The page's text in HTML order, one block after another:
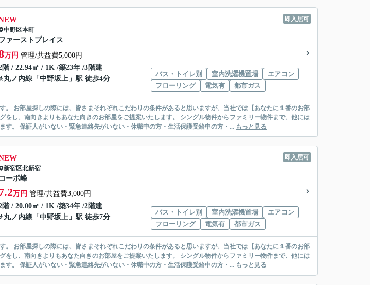
即入居可
中野区本町
ァーストプレイス
万円 管理/共益費5,000円
階 / 22.94㎡ / 1K /築23年 /3階建
丸ノ内線 「 中野坂上 」駅 徒歩4分
バス・トイレ別 室内洗濯機置場
エアコン
フローリング
電気有 都市ガス
１番のお部
もあなた向きのお部屋をご提案いたします。 シングル物件からファミリー物件まで、他には
無い賃貸物件を豊富にご紹介しております。 保証人がいない・緊急連絡先がいない・休職中の方・生活保護受給中の方・... もっと見る
即入居可
新宿区北新宿
コーポ峰
万円 管理/共益費3,000円
階 / 20.00㎡ / 1K /築34年 /2階建
丸ノ内線 「 中野坂上 」駅 徒歩7分
バス・トイレ別 室内洗濯機置場
エアコン
フローリング
電気有 都市ガス
１番のお部
もあなた向きのお部屋をご提案いたします。 シングル物件からファミリー物件まで、他には
無い賃貸物件を豊富にご紹介しております。 保証人がいない・緊急連絡先がいない・休職中の方・生活保護受給中の方・... もっと見る